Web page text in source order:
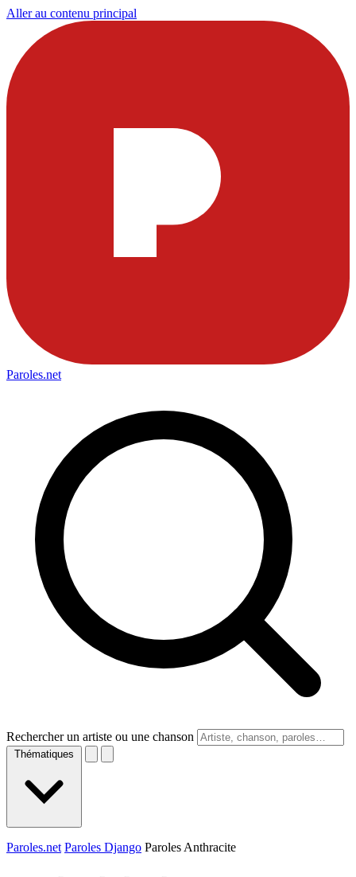
Aller au contenu principal
Paroles.net
Rechercher un artiste ou une chanson
Thématiques
Paroles.net Paroles Django Paroles Anthracite